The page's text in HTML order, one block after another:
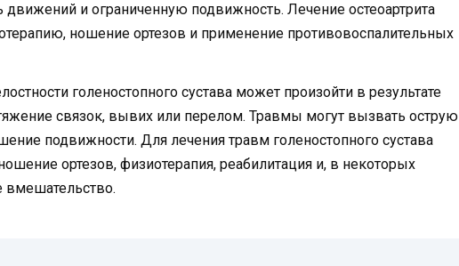
движений и ограниченную подвижность. Лечение остеоартрита
ношение ортезов и применение противовоспалительных
голеностопного сустава может произойти в результате
связок, вывих или перелом. Травмы могут вызвать острую
подвижности. Для лечения травм голеностопного сустава
ортезов, физиотерапия, реабилитация и, в некоторых
вмешательство.